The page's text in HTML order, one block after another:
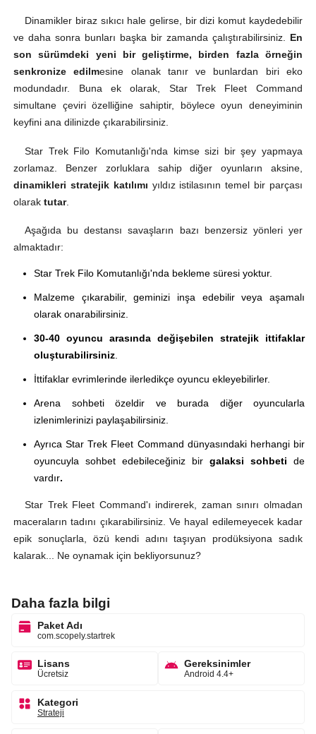
Dinamikler biraz sıkıcı hale gelirse, bir dizi komut kaydedebilir
ve daha sonra bunları başka bir zamanda çalıştırabilirsiniz. En
son sürümdeki yeni bir geliştirme, birden fazla örneğin
senkronize edilmesine olanak tanır ve bunlardan biri eko
modundadır. Buna ek olarak, Star Trek Fleet Command
simultane çeviri özelliğine sahiptir, böylece oyun deneyiminin
keyfini ana dilinizde çıkarabilirsiniz.
Star Trek Filo Komutanlığı'nda kimse sizi bir şey yapmaya
zorlamaz. Benzer zorluklara sahip diğer oyunların aksine,
dinamikleri stratejik katılımı yıldız istilasının temel bir parçası
olaraktutar.
Aşağıda bu destansı savaşların bazı benzersiz yönleri yer
almaktadır:
Star Trek Filo Komutanlığı'nda bekleme süresi yoktur.
Malzeme çıkarabilir, geminizi inşa edebilir veya aşamalı
olarak onarabilirsiniz.
30-40 oyuncu arasında değişebilen stratejik ittifaklar
oluşturabilirsiniz.
İttifaklar evrimlerinde ilerledikçe oyuncu ekleyebilirler.
Arena sohbeti özeldir ve burada diğer oyuncularla
izlenimlerinizi paylaşabilirsiniz.
Ayrıca Star Trek Fleet Command dünyasındaki herhangi bir
oyuncuyla sohbet edebileceğiniz bir galaksi sohbeti de
vardır.
Star Trek Fleet Command'ı indirerek, zaman sınırı olmadan
maceraların tadını çıkarabilirsiniz. Ve hayal edilemeyecek kadar
epik sonuçlarla, özü kendi adını taşıyan prodüksiyona sadık
kalarak... Ne oynamak için bekliyorsunuz?
Daha fazla bilgi
Paket Adı
com.scopely.startrek
Lisans
Ücretsiz
Gereksinimler
Android 4.4+
Kategori
Strateji